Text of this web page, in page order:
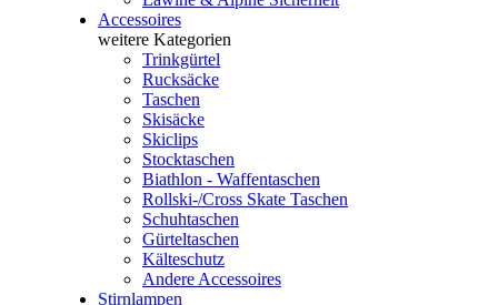
Accessoires
weitere Kategorien
Trinkgürtel
Rucksäcke
Taschen
Skisäcke
Skiclips
Stocktaschen
Biathlon - Waffentaschen
Rollski-/Cross Skate Taschen
Schuhtaschen
Gürteltaschen
Kälteschutz
Andere Accessoires
Stirnlampen